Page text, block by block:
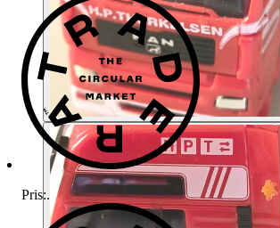
Pris:.